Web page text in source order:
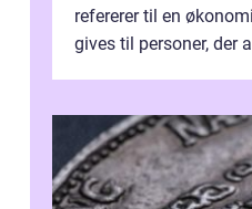
refererer til en
gives til personer, der